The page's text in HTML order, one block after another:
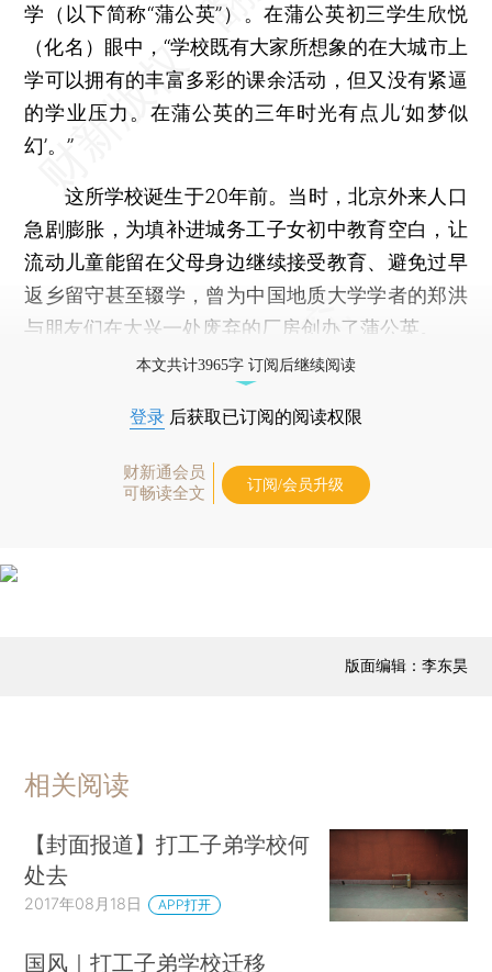
学（以下简称“蒲公英”）。在蒲公英初三学生欣悦
（化名）眼中，“学校既有大家所想象的在大城市上
学可以拥有的丰富多彩的课余活动，但又没有紧逼
的学业压力。在蒲公英的三年时光有点儿‘如梦似
幻’。”
这所学校诞生于20年前。当时，北京外来人口
急剧膨胀，为填补进城务工子女初中教育空白，让
流动儿童能留在父母身边继续接受教育、避免过早
返乡留守甚至辍学，曾为中国地质大学学者的郑洪
与朋友们在大兴一处废弃的厂房创办了蒲公英。
本文共计3965字 订阅后继续阅读
登录 后获取已订阅的阅读权限
财新通会员
可畅读全文
订阅/会员升级
版面编辑：李东昊
相关阅读
【封面报道】打工子弟学校何
处去
2017年08月18日 APP打开
国风｜打工子弟学校迁移